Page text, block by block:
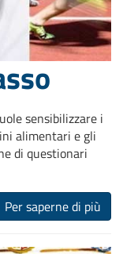
sensibilizzare i
alimentari e gli
di questionari
Per saperne di più